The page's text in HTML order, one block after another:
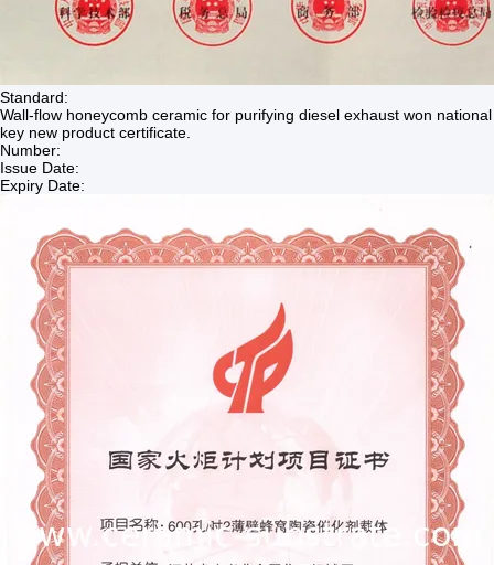
Standard:
Wall-flow honeycomb ceramic for purifying diesel exhaust won national
key new product certificate.
Number:
Issue Date:
Expiry Date: